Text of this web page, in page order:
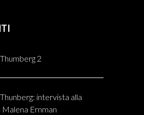
2
intervista alla
Ernman